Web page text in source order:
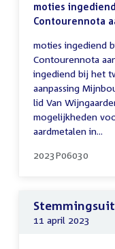
moties
Contourennota
moties ingediend
Contourennota
ingediend bij het
aanpassing
lid Van
mogelijkheden
aardmetalen in...
2023P06030
11 april 2023